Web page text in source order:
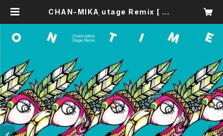
CHAN-MIKA utage Remix [ ON